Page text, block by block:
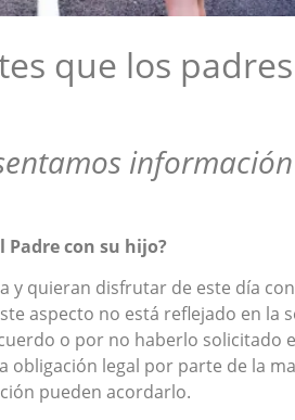
que los
Padre con su hijo?
quieran disfrutar de este día
aspecto no está reflejado en
o por no haberlo solicitado
legal por parte de la
pueden acordarlo.